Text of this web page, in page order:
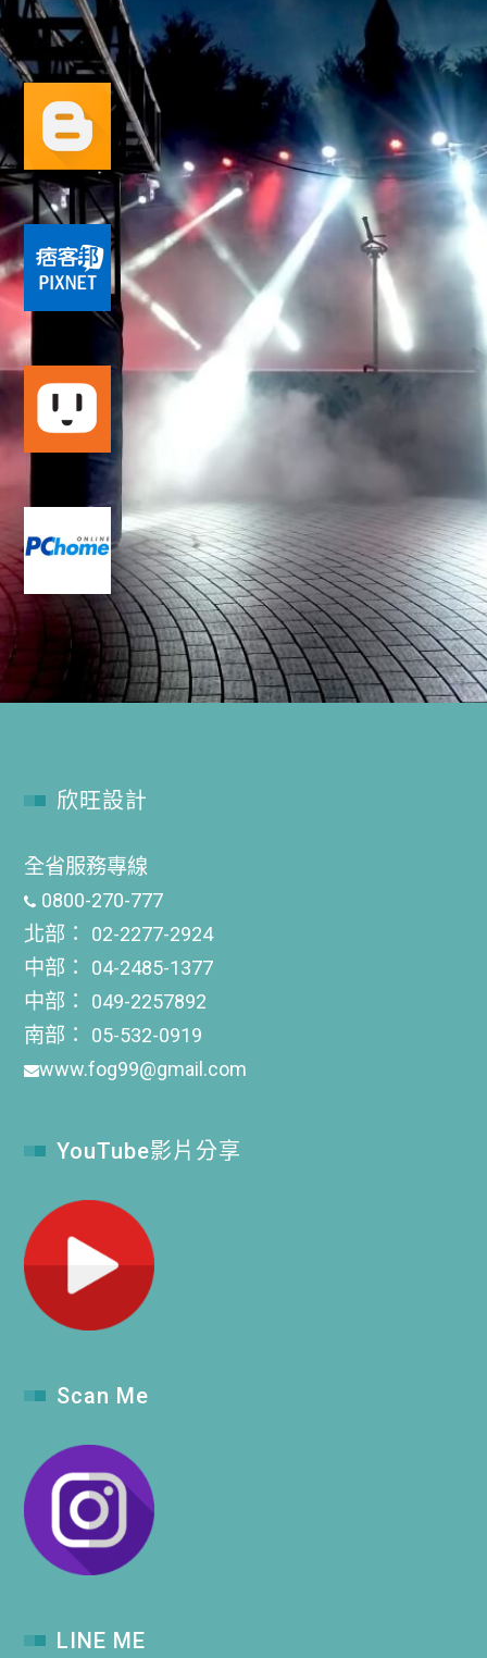
欣旺設計
全省服務專線
0800-270-777
北部： 02-2277-2924
中部： 04-2485-1377
中部： 049-2257892
南部： 05-532-0919
www.fog99@gmail.com
YouTube影片分享
Scan Me
LINE ME